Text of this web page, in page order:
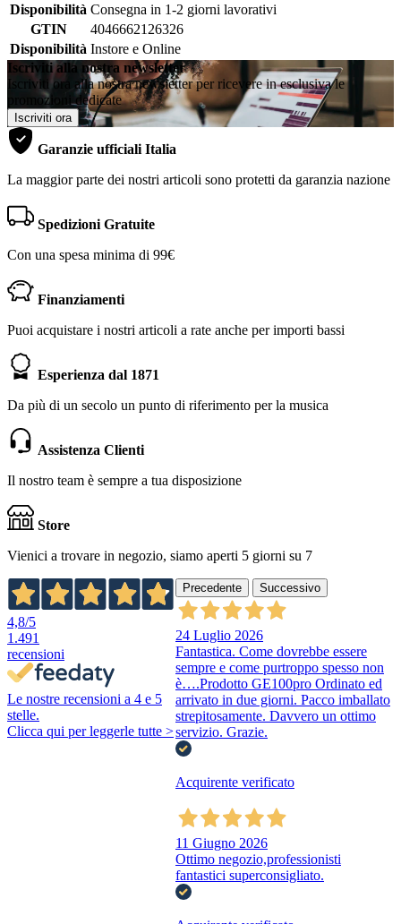
Disponibilità Consegna in 1-2 giorni lavorativi
GTIN
4046662126326
Disponibilità Instore e Online
Iscriviti alla nostra newsletter
Iscriviti ora alla nostra newsletter per ricevere in esclusiva le
promozioni dedicate
Iscriviti ora
Garanzie ufficiali Italia
La maggior parte dei nostri articoli sono protetti da garanzia nazione
Spedizioni Gratuite
Con una spesa minima di 99€
Finanziamenti
Puoi acquistare i nostri articoli a rate anche per importi bassi
Esperienza dal 1871
Da più di un secolo un punto di riferimento per la musica
Assistenza Clienti
Il nostro team è sempre a tua disposizione
Store
Vienici a trovare in negozio, siamo aperti 5 giorni su 7
4,8/5
1.491
recensioni
Le nostre recensioni a 4 e 5
stelle.
Clicca qui per leggerle tutte >
Precedente Successivo
24 Luglio 2026
Fantastica. Come dovrebbe essere
sempre e come purtroppo spesso non
è….Prodotto GE100pro Ordinato ed
arrivato in due giorni. Pacco imballato
strepitosamente. Davvero un ottimo
servizio. Grazie.
Acquirente verificato
11 Giugno 2026
Ottimo negozio,professionisti
fantastici superconsigliato.